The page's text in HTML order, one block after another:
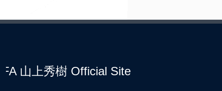
山上秀樹 Official Site